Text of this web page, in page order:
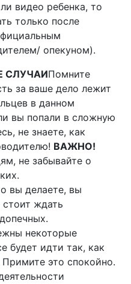
видео ребенка, то
только после
опекуном).
СЛУЧАИПомните
за ваше дело лежит
в данном
вы попали в сложную
не знаете, как
ВАЖНО!
не забывайте о
вы делаете, вы
стоит ждать
некоторые
будет идти так, как
это спокойно.